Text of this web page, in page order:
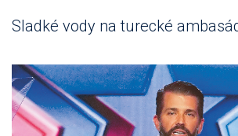
Sladké vody na turecké